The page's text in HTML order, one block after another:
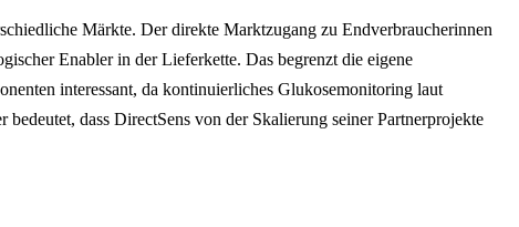
Märkte. Der direkte Marktzugang zu Endverbraucherinnen
Enabler in der Lieferkette. Das begrenzt die eigene
interessant, da kontinuierliches Glukosemonitoring laut
dass DirectSens von der Skalierung seiner Partnerprojekte